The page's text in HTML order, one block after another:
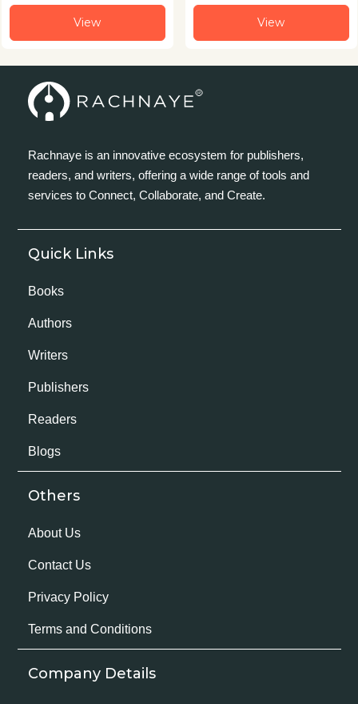
View View
Rachnaye is an innovative ecosystem for publishers,
readers, and writers, offering a wide range of tools and
services to Connect, Collaborate, and Create.
Quick Links
Books
Authors
Writers
Publishers
Readers
Blogs
Others
About Us
Contact Us
Privacy Policy
Terms and Conditions
Company Details